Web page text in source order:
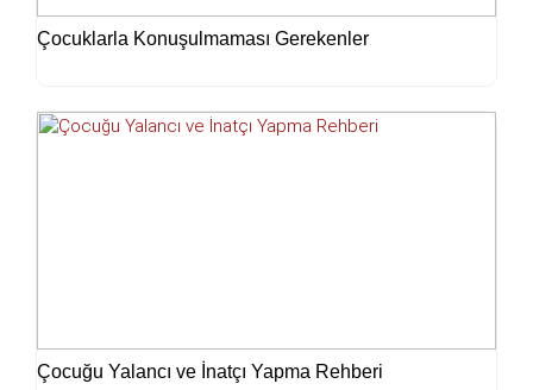
Çocuklarla Konuşulmaması Gerekenler
Çocuğu Yalancı ve İnatçı Yapma Rehberi